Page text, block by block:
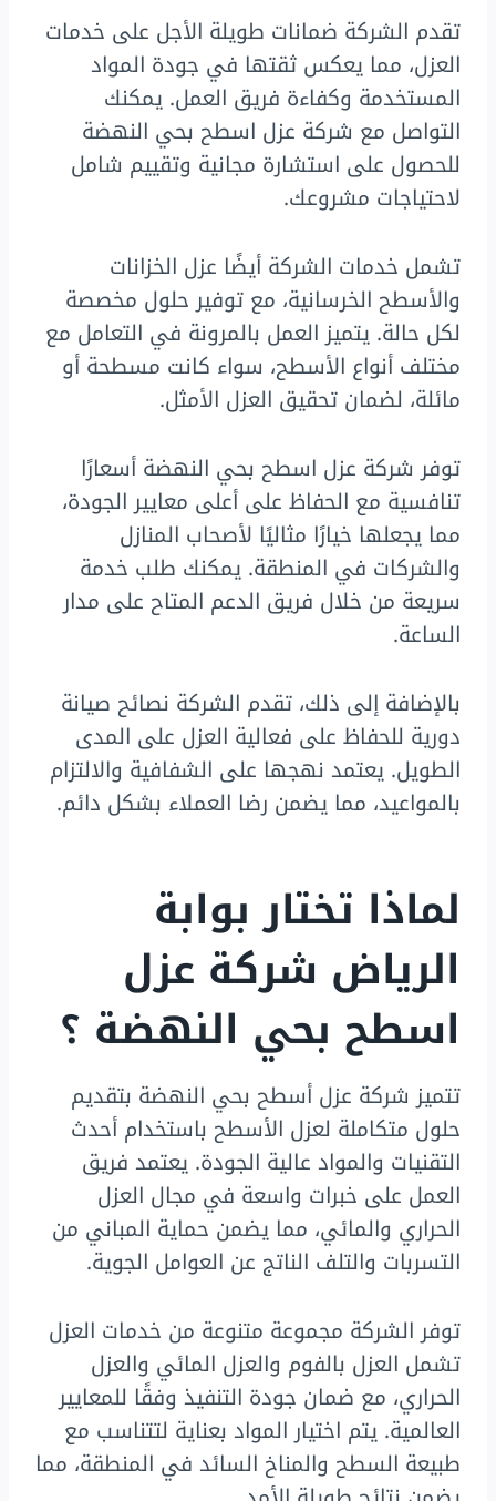
تقدم الشركة ضمانات طويلة الأجل على خدمات
العزل، مما يعكس ثقتها في جودة المواد
المستخدمة وكفاءة فريق العمل. يمكنك
التواصل مع شركة عزل اسطح بحي النهضة
للحصول على استشارة مجانية وتقييم شامل
لاحتياجات مشروعك.
تشمل خدمات الشركة أيضًا عزل الخزانات
والأسطح الخرسانية، مع توفير حلول مخصصة
لكل حالة. يتميز العمل بالمرونة في التعامل مع
مختلف أنواع الأسطح، سواء كانت مسطحة أو
مائلة، لضمان تحقيق العزل الأمثل.
توفر شركة عزل اسطح بحي النهضة أسعارًا
تنافسية مع الحفاظ على أعلى معايير الجودة،
مما يجعلها خيارًا مثاليًا لأصحاب المنازل
والشركات في المنطقة. يمكنك طلب خدمة
سريعة من خلال فريق الدعم المتاح على مدار
الساعة.
بالإضافة إلى ذلك، تقدم الشركة نصائح صيانة
دورية للحفاظ على فعالية العزل على المدى
الطويل. يعتمد نهجها على الشفافية والالتزام
بالمواعيد، مما يضمن رضا العملاء بشكل دائم.
لماذا تختار بوابة
الرياض شركة عزل
اسطح بحي النهضة ؟
تتميز شركة عزل أسطح بحي النهضة بتقديم
حلول متكاملة لعزل الأسطح باستخدام أحدث
التقنيات والمواد عالية الجودة. يعتمد فريق
العمل على خبرات واسعة في مجال العزل
الحراري والمائي، مما يضمن حماية المباني من
التسربات والتلف الناتج عن العوامل الجوية.
توفر الشركة مجموعة متنوعة من خدمات العزل
تشمل العزل بالفوم والعزل المائي والعزل
الحراري، مع ضمان جودة التنفيذ وفقًا للمعايير
العالمية. يتم اختيار المواد بعناية لتتناسب مع
طبيعة السطح والمناخ السائد في المنطقة، مما